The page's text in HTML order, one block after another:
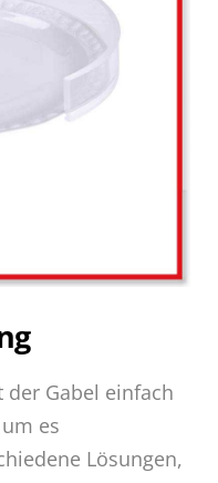
der Gabel einfach
es
Lösungen,